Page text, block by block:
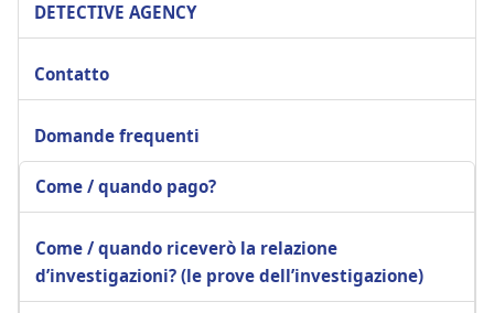
DETECTIVE AGENCY
Contatto
Domande frequenti
Come / quando pago?
Come / quando riceverò la relazione
d’investigazioni? (le prove dell’investigazione)